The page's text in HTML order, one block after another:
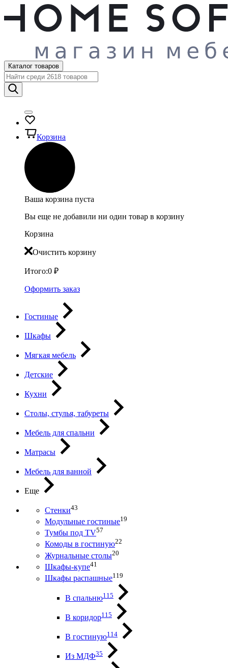
Каталог товаров
Корзина
Ваша корзина пуста
Вы еще не добавили ни один товар в корзину
Корзина
Очистить корзину
Итого:0 ₽
Оформить заказ
Гостиные
Шкафы
Мягкая мебель
Детские
Кухни
Столы, стулья, табуреты
Мебель для спальни
Матрасы
Мебель для ванной
Еще
Стенки43
Модульные гостиные19
Тумбы под ТV57
Комоды в гостиную22
Журнальные столы20
Шкафы-купе41
Шкафы распашные119
В спальню115
В коридор115
В гостиную114
Из МДФ35